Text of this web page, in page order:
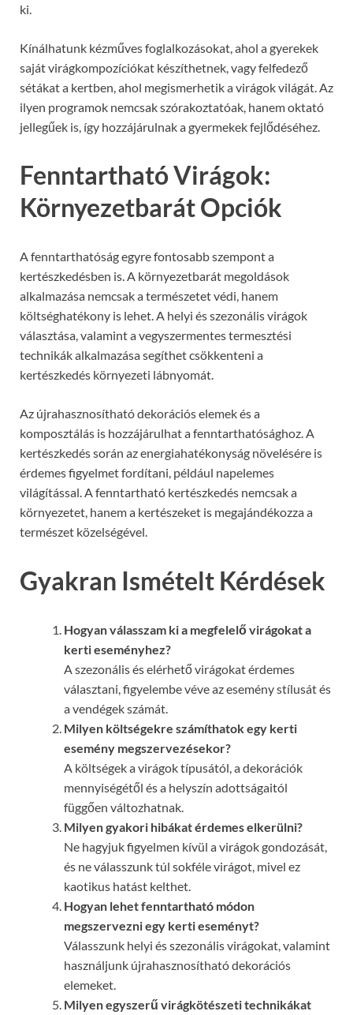
ki.
Kínálhatunk kézműves foglalkozásokat, ahol a gyerekek
saját virágkompozíciókat készíthetnek, vagy felfedező
sétákat a kertben, ahol megismerhetik a virágok világát. Az
ilyen programok nemcsak szórakoztatóak, hanem oktató
jellegűek is, így hozzájárulnak a gyermekek fejlődéséhez.
Fenntartható Virágok:
Környezetbarát Opciók
A fenntarthatóság egyre fontosabb szempont a
kertészkedésben is. A környezetbarát megoldások
alkalmazása nemcsak a természetet védi, hanem
költséghatékony is lehet. A helyi és szezonális virágok
választása, valamint a vegyszermentes termesztési
technikák alkalmazása segíthet csökkenteni a
kertészkedés környezeti lábnyomát.
Az újrahasznosítható dekorációs elemek és a
komposztálás is hozzájárulhat a fenntarthatósághoz. A
kertészkedés során az energiahatékonyság növelésére is
érdemes figyelmet fordítani, például napelemes
világítással. A fenntartható kertészkedés nemcsak a
környezetet, hanem a kertészeket is megajándékozza a
természet közelségével.
Gyakran Ismételt Kérdések
Hogyan válasszam ki a megfelelő virágokat a
kerti eseményhez?
A szezonális és elérhető virágokat érdemes
választani, figyelembe véve az esemény stílusát és
a vendégek számát.
Milyen költségekre számíthatok egy kerti
esemény megszervezésekor?
A költségek a virágok típusától, a dekorációk
mennyiségétől és a helyszín adottságaitól
függően változhatnak.
Milyen gyakori hibákat érdemes elkerülni?
Ne hagyjuk figyelmen kívül a virágok gondozását,
és ne válasszunk túl sokféle virágot, mivel ez
kaotikus hatást kelthet.
Hogyan lehet fenntartható módon
megszervezni egy kerti eseményt?
Válasszunk helyi és szezonális virágokat, valamint
használjunk újrahasznosítható dekorációs
elemeket.
Milyen egyszerű virágkötészeti technikákat